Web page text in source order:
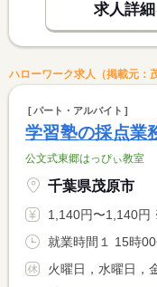
求人詳
ハローワーク求人（掲載元：
パート・アルバイト
学習塾の採点業
公文式東郷はっぴぃ教室
千葉県茂原市
1,140円〜1,140円 ※フルタイム求人
火曜日，水曜日，